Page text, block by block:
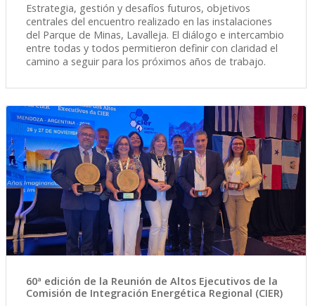
Estrategia, gestión y desafíos futuros, objetivos
centrales del encuentro realizado en las instalaciones
del Parque de Minas, Lavalleja. El diálogo e intercambio
entre todas y todos permitieron definir con claridad el
camino a seguir para los próximos años de trabajo.
60ª edición de la Reunión de Altos Ejecutivos de la
Comisión de Integración Energética Regional (CIER)